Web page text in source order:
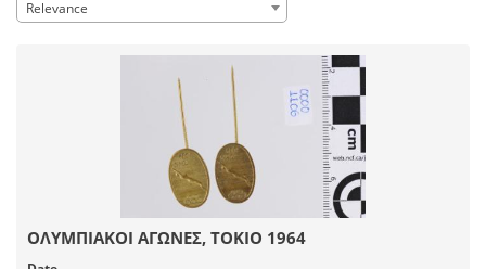
Relevance
ΟΛΥΜΠΙΑΚΟΙ ΑΓΩΝΕΣ, ΤΟΚΙΟ 1964